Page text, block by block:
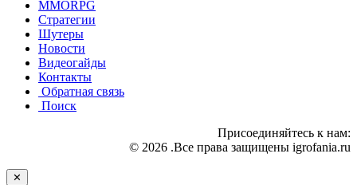
MMORPG
Стратегии
Шутеры
Новости
Видеогайды
Контакты
Обратная связь
Поиск
Присоединяйтесь к нам:
© 2026 .Все права защищены igrofania.ru
✕